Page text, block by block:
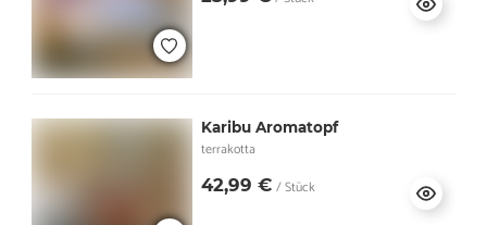
Karibu Aromatopf
terrakotta
42,99 € / Stück